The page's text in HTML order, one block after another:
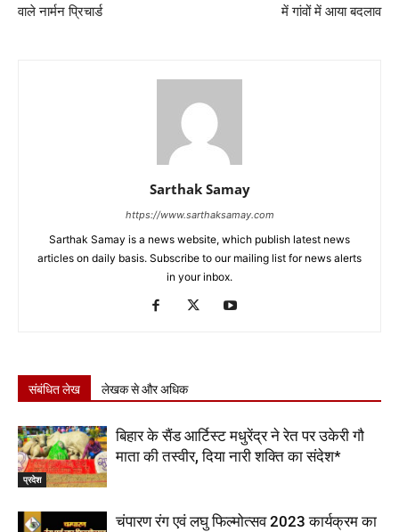
वाले नार्मन प्रिचार्ड
में गांवों में आया बदलाव
Sarthak Samay
https://www.sarthaksamay.com
Sarthak Samay is a news website, which publish latest news
articles on daily basis. Subscribe to our mailing list for news alerts
in your inbox.
संबंधित लेख लेखक से और अधिक
प्रदेश
बिहार के सैंड आर्टिस्ट मधुरेंद्र ने रेत पर उकेरी गौ
माता की तस्वीर, दिया नारी शक्ति का संदेश*
चंपारण रंग एवं लघु फिल्मोत्सव 2023 कार्यक्रम का